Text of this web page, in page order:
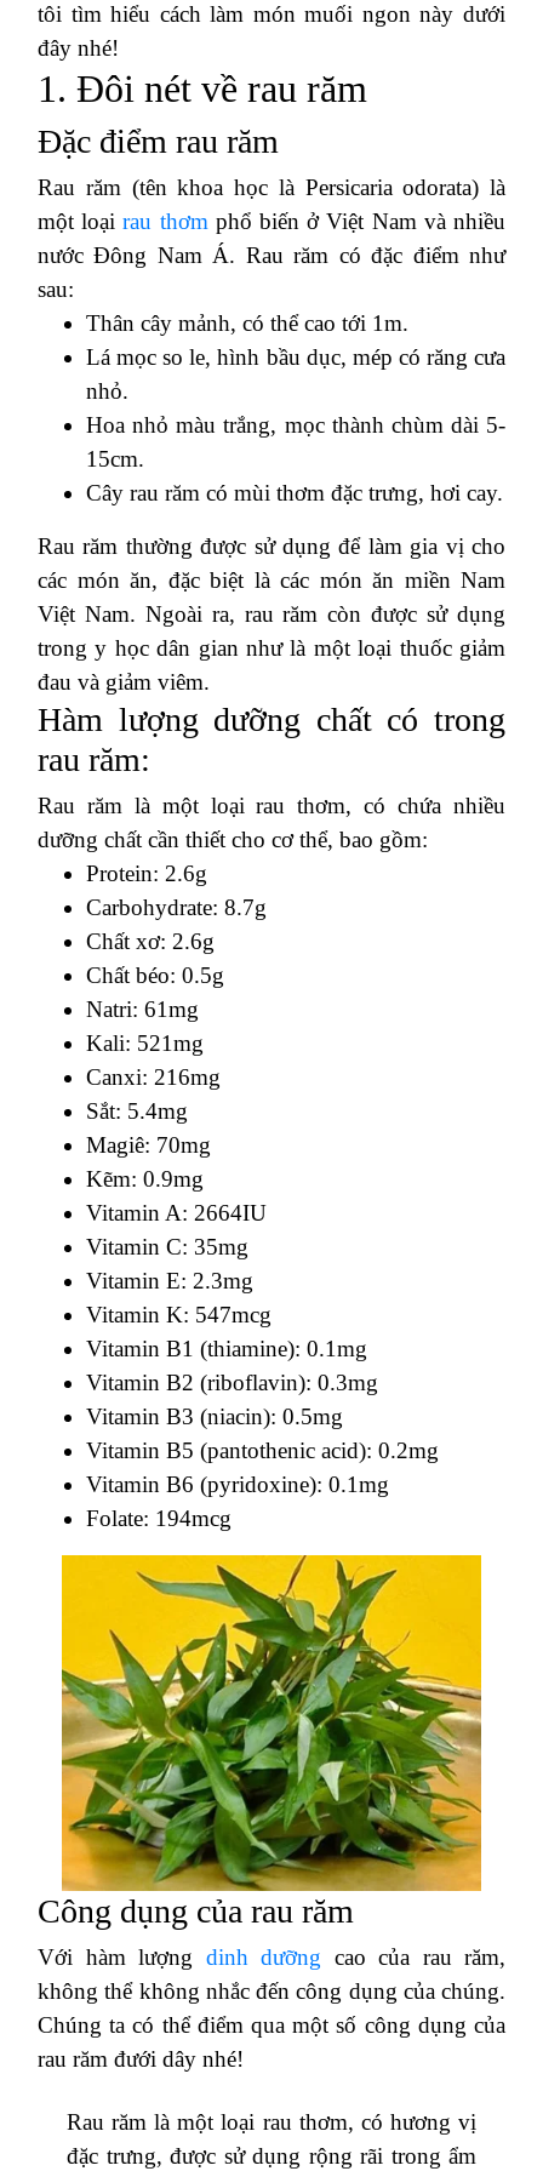
tôi tìm hiểu cách làm món muối ngon này dưới
đây nhé!
1. Đôi nét về rau răm
Đặc điểm rau răm
Rau răm (tên khoa học là Persicaria odorata) là
một loạirau thơm phổ biến ở Việt Nam và nhiều
nước Đông Nam Á. Rau răm có đặc điểm như
sau:
Thân cây mảnh, có thể cao tới 1m.
Lá mọc so le, hình bầu dục, mép có răng cưa
nhỏ.
Hoa nhỏ màu trắng, mọc thành chùm dài 5-
15cm.
Cây rau răm có mùi thơm đặc trưng, hơi cay.
Rau răm thường được sử dụng để làm gia vị cho
các món ăn, đặc biệt là các món ăn miền Nam
Việt Nam. Ngoài ra, rau răm còn được sử dụng
trong y học dân gian như là một loại thuốc giảm
đau và giảm viêm.
Hàm lượng dưỡng chất có trong
rau răm:
Rau răm là một loại rau thơm, có chứa nhiều
dưỡng chất cần thiết cho cơ thể, bao gồm:
Protein: 2.6g
Carbohydrate: 8.7g
Chất xơ: 2.6g
Chất béo: 0.5g
Natri: 61mg
Kali: 521mg
Canxi: 216mg
Sắt: 5.4mg
Magiê: 70mg
Kẽm: 0.9mg
Vitamin A: 2664IU
Vitamin C: 35mg
Vitamin E: 2.3mg
Vitamin K: 547mcg
Vitamin B1 (thiamine): 0.1mg
Vitamin B2 (riboflavin): 0.3mg
Vitamin B3 (niacin): 0.5mg
Vitamin B5 (pantothenic acid): 0.2mg
Vitamin B6 (pyridoxine): 0.1mg
Folate: 194mcg
Công dụng của rau răm
Với hàm lượng dinh dưỡng cao của rau răm,
không thể không nhắc đến công dụng của chúng.
Chúng ta có thể điểm qua một số công dụng của
rau răm đưới dây nhé!
Rau răm là một loại rau thơm, có hương vị
đặc trưng, được sử dụng rộng rãi trong ẩm